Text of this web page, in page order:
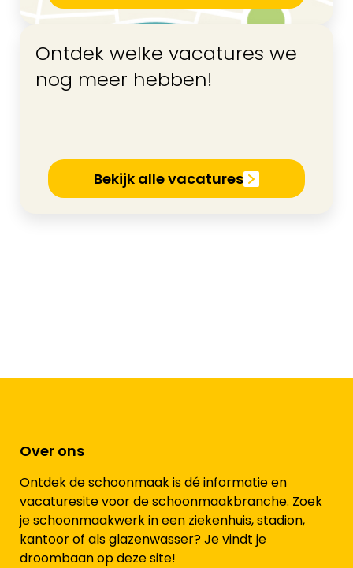
Ontdek welke vacatures we
nog meer hebben!
Bekijk alle vacatures
Over ons
Ontdek de schoonmaak is dé informatie en
vacaturesite voor de schoonmaakbranche. Zoek
je schoonmaakwerk in een ziekenhuis, stadion,
kantoor of als glazenwasser? Je vindt je
droombaan op deze site!